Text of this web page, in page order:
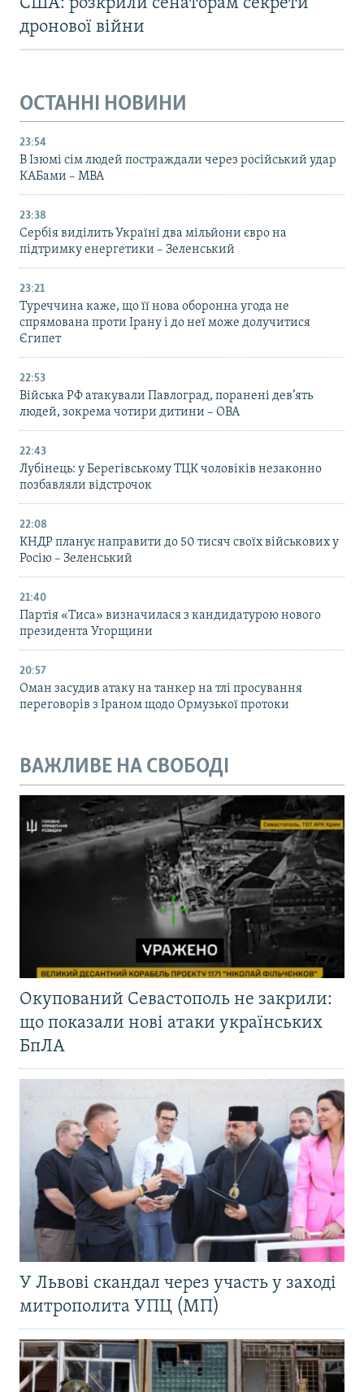
дронової війни
ОСТАННІ НОВИНИ
23:54
В Ізюмі сім людей постраждали через російський удар
КАБами – МВА
23:38
Сербія виділить Україні два мільйони євро на
підтримку енергетики – Зеленський
23:21
Туреччина каже, що її нова оборонна угода не
спрямована проти Ірану і до неї може долучитися
Єгипет
22:53
Війська РФ атакували Павлоград, поранені дев’ять
людей, зокрема чотири дитини – ОВА
22:43
Лубінець: у Берегівському ТЦК чоловіків незаконно
позбавляли відстрочок
22:08
КНДР планує направити до 50 тисяч своїх військових у
Росію – Зеленський
21:40
Партія «Тиса» визначилася з кандидатурою нового
президента Угорщини
20:57
Оман засудив атаку на танкер на тлі просування
переговорів з Іраном щодо Ормузької протоки
ВАЖЛИВЕ НА СВОБОДІ
Окупований Севастополь не закрили:
що показали нові атаки українських
БпЛА
У Львові скандал через участь у заході
митрополита УПЦ (МП)